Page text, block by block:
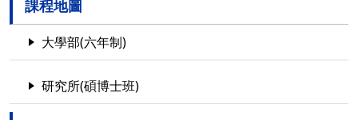
課程地圖
大學部(六年制)
研究所(碩博士班)